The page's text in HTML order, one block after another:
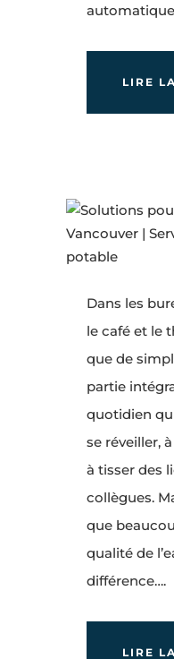
LIRE
Dans les
le café et le
que de
partie
quotidien
se réveiller,
à tisser des
collègues.
que
qualité de
différence….
LIRE